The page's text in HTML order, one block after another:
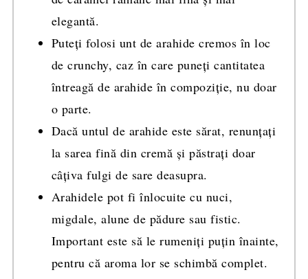
elegantă.
Puteți folosi unt de arahide cremos în loc
de crunchy, caz în care puneți cantitatea
întreagă de arahide în compoziție, nu doar
o parte.
Dacă untul de arahide este sărat, renunțați
la sarea fină din cremă și păstrați doar
câțiva fulgi de sare deasupra.
Arahidele pot fi înlocuite cu nuci,
migdale, alune de pădure sau fistic.
Important este să le rumeniți puțin înainte,
pentru că aroma lor se schimbă complet.